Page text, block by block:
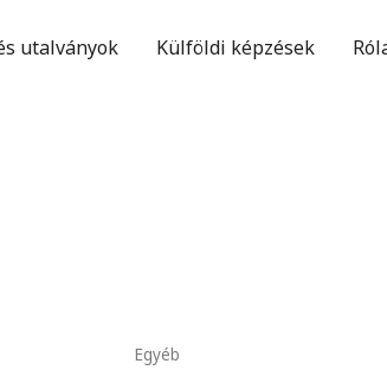
utalványok Külföldi képzések
Egyéb